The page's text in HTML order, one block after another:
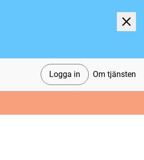
Logga in Om tjänsten